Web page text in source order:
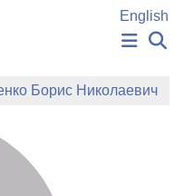
English
Борис Николаевич